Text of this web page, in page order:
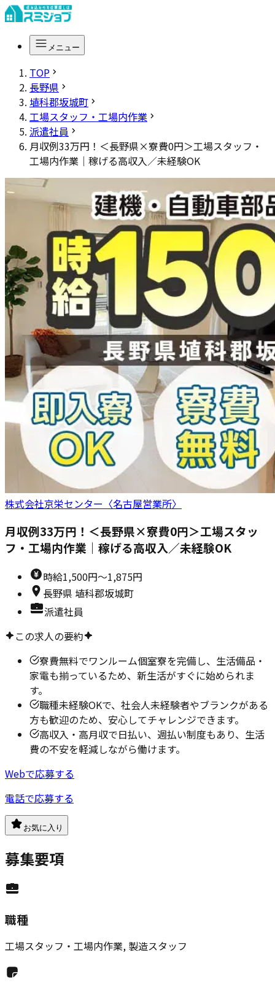
メニュー
TOP
長野県
埴科郡坂城町
工場スタッフ・工場内作業
派遣社員
月収例33万円！＜長野県×寮費0円＞工場スタッフ・
工場内作業｜稼げる高収入／未経験OK
株式会社京栄センター〈名古屋営業所〉
月収例33万円！＜長野県×寮費0円＞工場スタッ
フ・工場内作業｜稼げる高収入／未経験OK
時給1,500円～1,875円
長野県 埴科郡坂城町
派遣社員
この求人の要約
寮費無料でワンルーム個室寮を完備し、生活備品・
家電も揃っているため、新生活がすぐに始められま
す。
職種未経験OKで、社会人未経験者やブランクがある
方も歓迎のため、安心してチャレンジできます。
高収入・高月収で日払い、週払い制度もあり、生活
費の不安を軽減しながら働けます。
Webで応募する
電話で応募する
お気に入り
募集要項
職種
工場スタッフ・工場内作業, 製造スタッフ